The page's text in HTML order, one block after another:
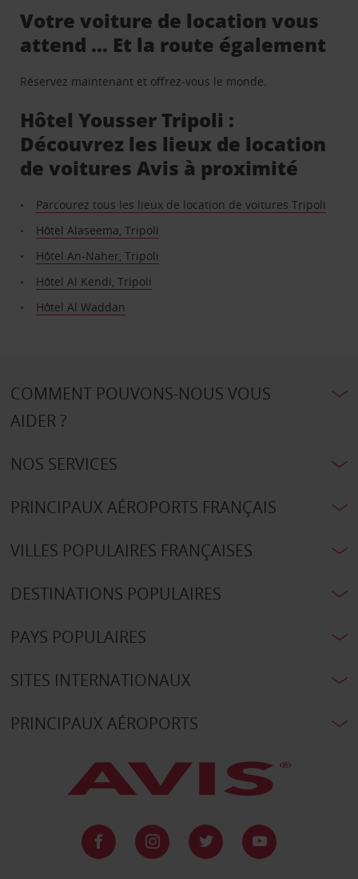
Votre voiture de location vous
attend … Et la route également
Réservez maintenant et offrez-vous le monde.
Hôtel Yousser Tripoli :
Découvrez les lieux de location
de voitures Avis à proximité
Parcourez tous les lieux de location de voitures Tripoli
Hôtel Alaseema, Tripoli
Hôtel An-Naher, Tripoli
Hôtel Al Kendi, Tripoli
Hôtel Al Waddan
COMMENT POUVONS-NOUS VOUS
AIDER ?
NOS SERVICES
PRINCIPAUX AÉROPORTS FRANÇAIS
VILLES POPULAIRES FRANÇAISES
DESTINATIONS POPULAIRES
PAYS POPULAIRES
SITES INTERNATIONAUX
PRINCIPAUX AÉROPORTS